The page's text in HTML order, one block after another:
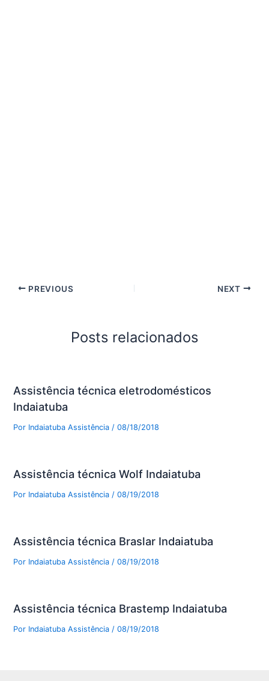
PREVIOUS NEXT
Posts relacionados
Assistência técnica eletrodomésticos
Indaiatuba
Por Indaiatuba Assistência /08/18/2018
Assistência técnica Wolf Indaiatuba
Por Indaiatuba Assistência /08/19/2018
Assistência técnica Braslar Indaiatuba
Por Indaiatuba Assistência /08/19/2018
Assistência técnica Brastemp Indaiatuba
Por Indaiatuba Assistência /08/19/2018